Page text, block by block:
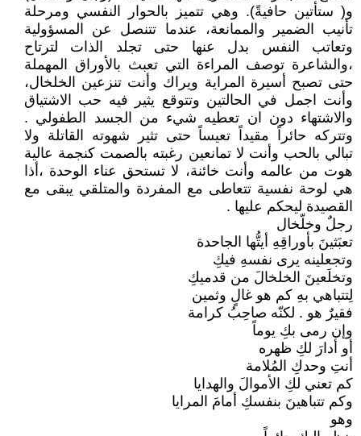
و( ستأتين حافيةً). وهي تتميز بالحوار النفسي ومرحلة
تأنيب الضمير والممانعة، عندما تتنصل عن المسؤولية
وتعاتب النفس بدل عنها حتى تجلد الذات لترتاح
،والشاعرة توصف المراءة التي تعبث بالأوراق المهملة
حتى تصبح أسيرة المراية ويراك وأنت تنزعين الخلخال،
وأنت اجمل في الحالتين وتتوقع يثير فيه حب الاشتياق
والاشتهاء دون ان تعطيه شيء من الجسد الطفولي .
وتتركه حائراً مقيداً تعيساً حتى تثير شهوته القاتلة ولا
تبالي بالحب وأنت لا تمانعين رغبته بالصمت كنجمة عالية
هوت من عالمه وأنت خائنة، لا تستحق عناء الوحدة ،أذا
هي لوحة نفسية تتعاطى مع المفردة والمتلقي يبقى مع
القصيدة ليحكم عليها .
رجلٌ وخلّخال
تعبَثينَ بأوراقِهِ أيتُّها الجاحدة
وتجعلينه يرى نفسهِ فيكِ
وتخلَعينَ الخلخالَ من قدميكِ
لِتتباهي بهِ كم هو غالٍ وثمين
فقيرٌ هو . لكنّه صاحِبُ كرامة
وإن رمى بكِ يوماً
أو أدارَ لكِ ظهره
أنتِ وحدكِ المُلامة
كم تعني لكِ الأموالَ والهدايا
وكم تتباهينَ بنفسكِ أمامَ المرايا
وهو